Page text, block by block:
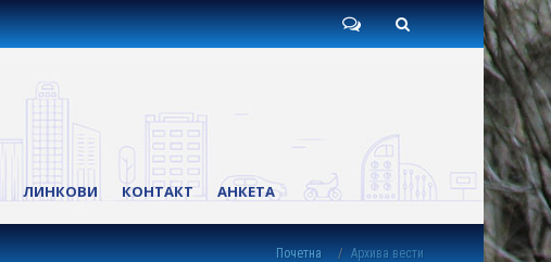
ЛИНКОВИ КОНТАКТ АНКЕТА
Почетна Архива вести